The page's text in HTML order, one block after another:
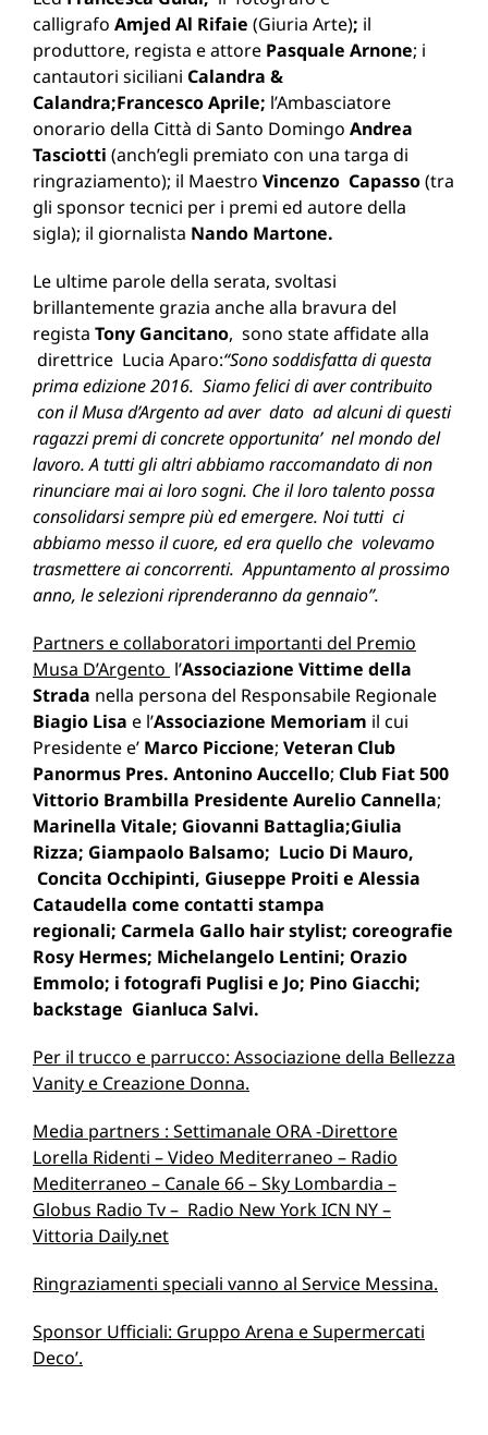
calligrafo Amjed Al Rifaie (Giuria Arte); il
produttore, regista e attore Pasquale Arnone; i
cantautori siciliani Calandra &
Calandra;Francesco Aprile; l’Ambasciatore
onorario della Città di Santo Domingo Andrea
Tasciotti (anch’egli premiato con una targa di
ringraziamento); il Maestro Vincenzo Capasso(tra
gli sponsor tecnici per i premi ed autore della
sigla); il giornalista Nando Martone.
Le ultime parole della serata, svoltasi
brillantemente grazia anche alla bravura del
regista Tony Gancitano, sono state affidate alla
direttrice Lucia Aparo:“Sono soddisfatta di questa
prima edizione 2016. Siamo felici di aver contribuito
con il Musa d’Argento ad aver dato ad alcuni di questi
ragazzi premi di concrete opportunita’ nel mondo del
lavoro. A tutti gli altri abbiamo raccomandato di non
rinunciare mai ai loro sogni. Che il loro talento possa
consolidarsi sempre più ed emergere. Noi tutti ci
abbiamo messo il cuore, ed era quello che volevamo
trasmettere ai concorrenti. Appuntamento al prossimo
anno, le selezioni riprenderanno da gennaio”.
Partners e collaboratori importanti del Premio
Musa D’Argento l’Associazione Vittime della
Strada nella persona del Responsabile Regionale
Biagio Lisa e l’Associazione Memoriam il cui
Presidente e’ Marco Piccione; Veteran Club
Panormus Pres. Antonino Auccello; Club Fiat 500
Vittorio Brambilla Presidente Aurelio Cannella;
Marinella Vitale; Giovanni Battaglia;Giulia
Rizza; Giampaolo Balsamo; Lucio Di Mauro,
Concita Occhipinti, Giuseppe Proiti e Alessia
Cataudella come contatti stampa
regionali; Carmela Gallo hair stylist; coreografie
Rosy Hermes; Michelangelo Lentini; Orazio
Emmolo; i fotografi Puglisi e Jo; Pino Giacchi;
backstage Gianluca Salvi.
Per il trucco e parrucco: Associazione della Bellezza
Vanity e Creazione Donna.
Media partners : Settimanale ORA -Direttore
Lorella Ridenti – Video Mediterraneo – Radio
Mediterraneo – Canale 66 – Sky Lombardia –
Globus Radio Tv – Radio New York ICN NY –
Vittoria Daily.net
Ringraziamenti speciali vanno al Service Messina.
Sponsor Ufficiali: Gruppo Arena e Supermercati
Deco’.